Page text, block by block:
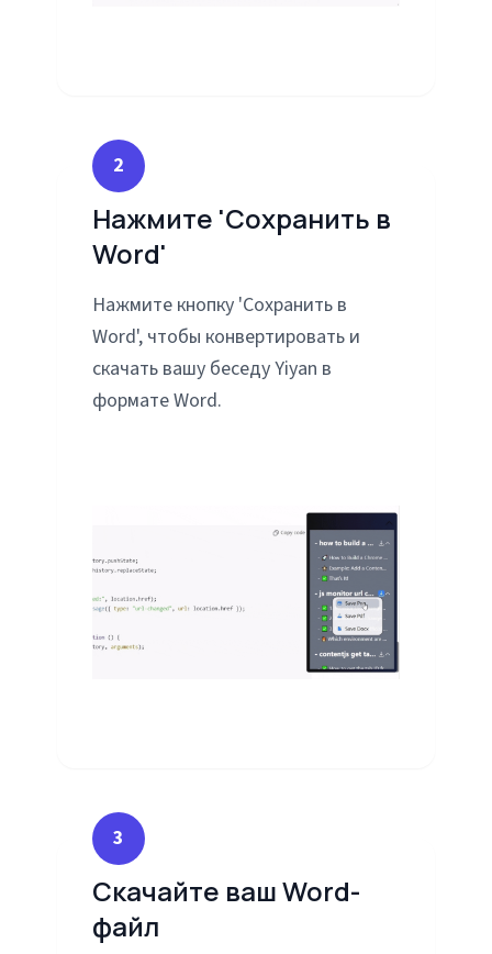
2
Нажмите 'Сохранить в
Word'
Нажмите кнопку 'Сохранить в
Word', чтобы конвертировать и
скачать вашу беседу Yiyan в
формате Word.
3
Скачайте ваш Word-
файл